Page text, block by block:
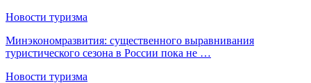
Новости туризма
Минэкономразвития: существенного выравнивания
туристического сезона в России пока не …
Новости туризма